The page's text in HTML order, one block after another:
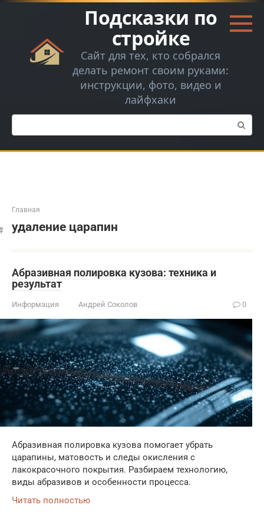
Перейти
Подсказки по
стройке
Сайт для тех, кто собрался
делать ремонт своим руками:
инструкции, фото, видео и
лайфхаки
Поиск:
Главная
удаление царапин
Абразивная полировка кузова: техника и
результат
Информация Андрей Соколов 0
Абразивная полировка кузова помогает убрать
царапины, матовость и следы окисления с
лакокрасочного покрытия. Разбираем технологию,
виды абразивов и особенности процесса.
Читать полностью